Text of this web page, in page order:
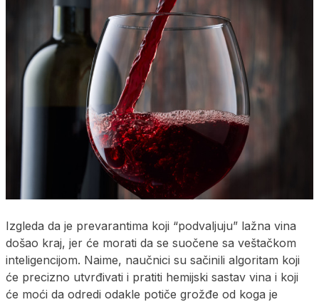
Izgleda da je prevarantima koji “podvaljuju” lažna vina
došao kraj, jer će morati da se suočene sa veštačkom
inteligencijom. Naime, naučnici su sačinili algoritam koji
će precizno utvrđivati i pratiti hemijski sastav vina i koji
će moći da odredi odakle potiče grožđe od koga je